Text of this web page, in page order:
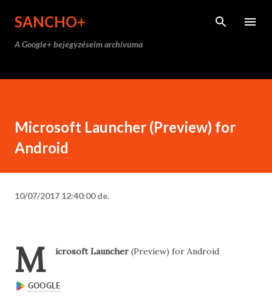
SANCHO+
A Google+ bejegyzéseim archívuma
Microsoft Launcher (Preview) for
Android
10/07/2017 12:40:00 de.
M icrosoft Launcher (Preview) for Android